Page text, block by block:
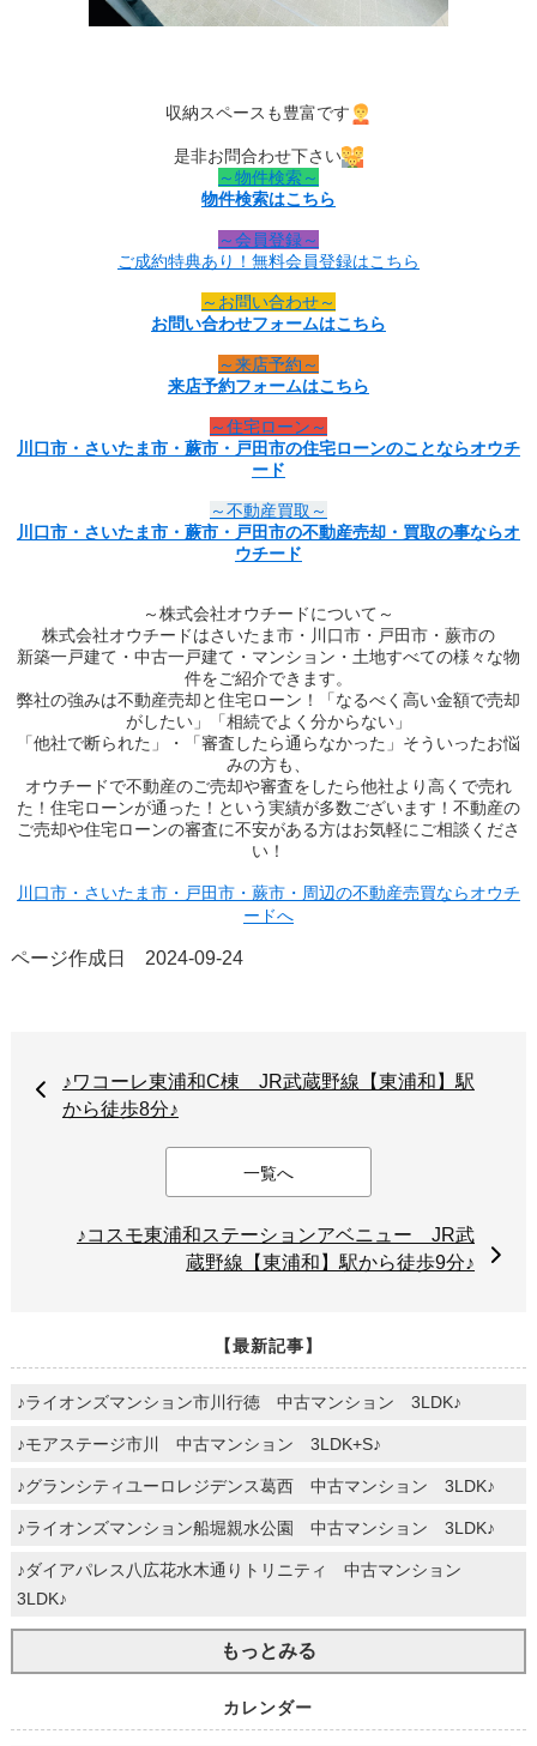
収納スペースも豊富です
是非お問合わせ下さい
～物件検索～
物件検索はこちら
～会員登録～
ご成約特典あり！無料会員登録はこちら
～お問い合わせ～
お問い合わせフォームはこちら
～来店予約～
来店予約フォームはこちら
～住宅ローン～
川口市・さいたま市・蕨市・戸田市の住宅ローンのことならオウチ
ード
～不動産買取～
川口市・さいたま市・蕨市・戸田市の不動産売却・買取の事ならオ
ウチード
～株式会社オウチードについて～
株式会社オウチードはさいたま市・川口市・戸田市・蕨市の
新築一戸建て・中古一戸建て・マンション・土地すべての様々な物
件をご紹介できます。
弊社の強みは不動産売却と住宅ローン！「なるべく高い金額で売却
がしたい」「相続でよく分からない」
「他社で断られた」・「審査したら通らなかった」そういったお悩
みの方も、
オウチードで不動産のご売却や審査をしたら他社より高くで売れ
た！住宅ローンが通った！という実績が多数ございます！不動産の
ご売却や住宅ローンの審査に不安がある方はお気軽にご相談くださ
い！
川口市・さいたま市・戸田市・蕨市・周辺の不動産売買ならオウチ
ードへ
ページ作成日 2024-09-24
♪ワコーレ東浦和C棟 JR武蔵野線【東浦和】駅
から徒歩8分♪
一覧へ
♪コスモ東浦和ステーションアベニュー JR武
蔵野線【東浦和】駅から徒歩9分♪
【最新記事】
♪ライオンズマンション市川行徳 中古マンション 3LDK♪
♪モアステージ市川 中古マンション 3LDK+S♪
♪グランシティユーロレジデンス葛西 中古マンション 3LDK♪
♪ライオンズマンション船堀親水公園 中古マンション 3LDK♪
♪ダイアパレス八広花水木通りトリニティ 中古マンション
3LDK♪
もっとみる
カレンダー